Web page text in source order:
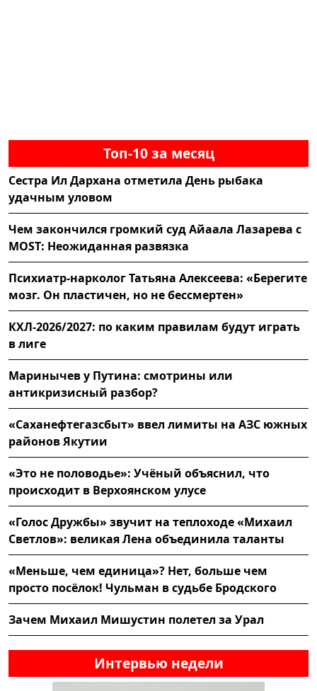
Топ-10 за месяц
Сестра Ил Дархана отметила День рыбака
удачным уловом
Чем закончился громкий суд Айаала Лазарева с
MOST: Неожиданная развязка
Психиатр-нарколог Татьяна Алексеева: «Берегите
мозг. Он пластичен, но не бессмертен»
КХЛ-2026/2027: по каким правилам будут играть
в лиге
Маринычев у Путина: смотрины или
антикризисный разбор?
«Саханефтегазсбыт» ввел лимиты на АЗС южных
районов Якутии
«Это не половодье»: Учёный объяснил, что
происходит в Верхоянском улусе
«Голос Дружбы» звучит на теплоходе «Михаил
Светлов»: великая Лена объединила таланты
«Меньше, чем единица»? Нет, больше чем
просто посёлок! Чульман в судьбе Бродского
Зачем Михаил Мишустин полетел за Урал
Интервью недели